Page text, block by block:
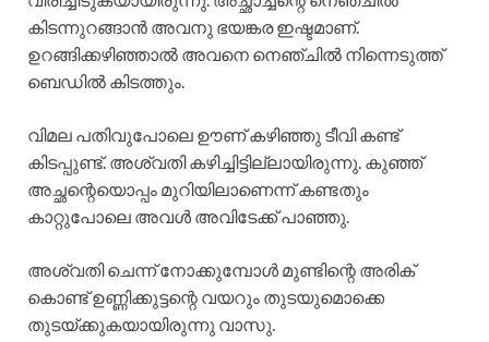
കിടന്നുറങ്ങാൻ അവനു ഭയങ്കര ഇഷ്ടമാണ്.
ഉറങ്ങിക്കഴിഞ്ഞാൽ അവനെ നെഞ്ചിൽ നിന്നെടുത്ത്
ബെഡിൽ കിടത്തും.
വിമല പതിവുപോലെ ഊണ് കഴിഞ്ഞു ടീവി കണ്ട്
കിടപ്പുണ്ട്. അശ്വതി കഴിച്ചിട്ടില്ലായിരുന്നു. കുഞ്ഞ്
അച്ഛന്റെയൊപ്പം മുറിയിലാണെന്ന് കണ്ടതും
കാറ്റുപോലെ അവൾ അവിടേക്ക് പാഞ്ഞു.
അശ്വതി ചെന്ന് നോക്കുമ്പോൾ മുണ്ടിന്റെ അരിക്
കൊണ്ട് ഉണ്ണിക്കുട്ടന്റെ വയറും തുടയുമൊക്കെ
തുടയ്ക്കുകയായിരുന്നു വാസു.